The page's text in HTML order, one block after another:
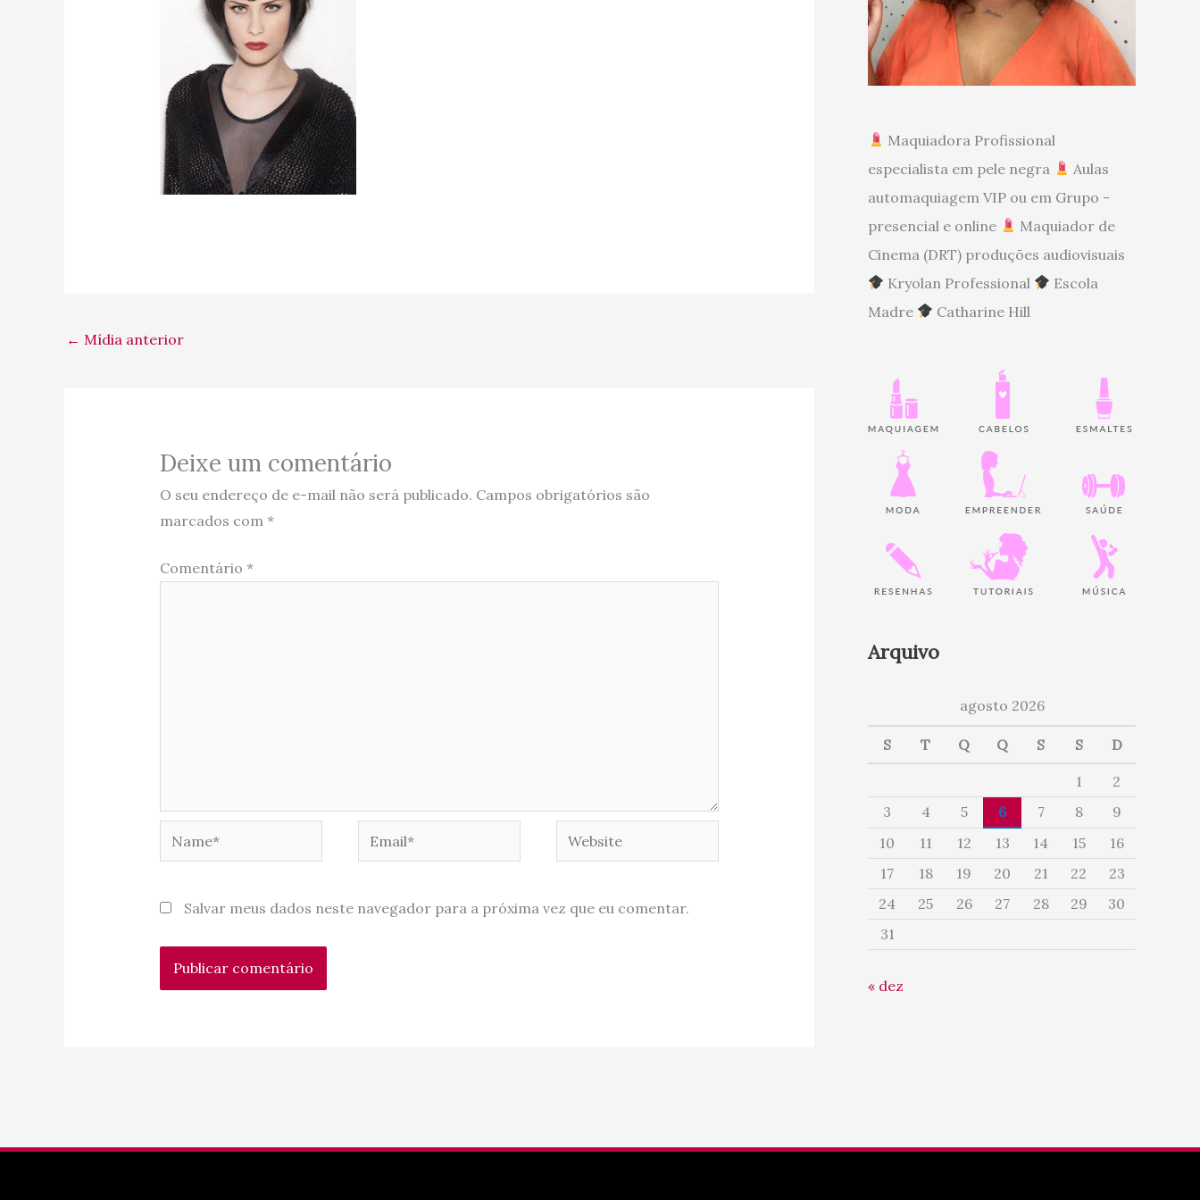
← Mídia anterior
Deixe um comentário
O seu endereço de e-mail não será publicado. Campos obrigatórios são
marcados com *
Comentário *
Website
Salvar meus dados neste navegador para a próxima vez que eu comentar.
Maquiadora Profissional
especialista em pele negra
Aulas
automaquiagem VIP ou em Grupo -
presencial e online
Maquiador de
Cinema (DRT) produções audiovisuais
Kryolan Professional
Escola
Madre
Catharine Hill
Arquivo
agosto 2026
S T Q Q S S D
1
2
3
4 5 6 7 8
9
10
11 12 13 14 15
16
17
18 19 20 21 22
23
24
25 26 27 28 29
30
31
« dez